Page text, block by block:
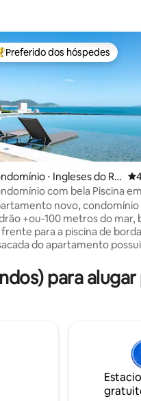
média de 5, 70
os melhores preferidos dos
Preferido dos hóspedes
⋅ Ingleses do Rio
Florianopólis
com bela Piscina em
novo, condomínio
+ou-100 metros do mar,
para a piscina de
do apartamento possui
Ingleses. Móveis sob medida.
quartos climatizados,
permite acesso a Netflix.
Área de serviço com
e secar roupas.
para